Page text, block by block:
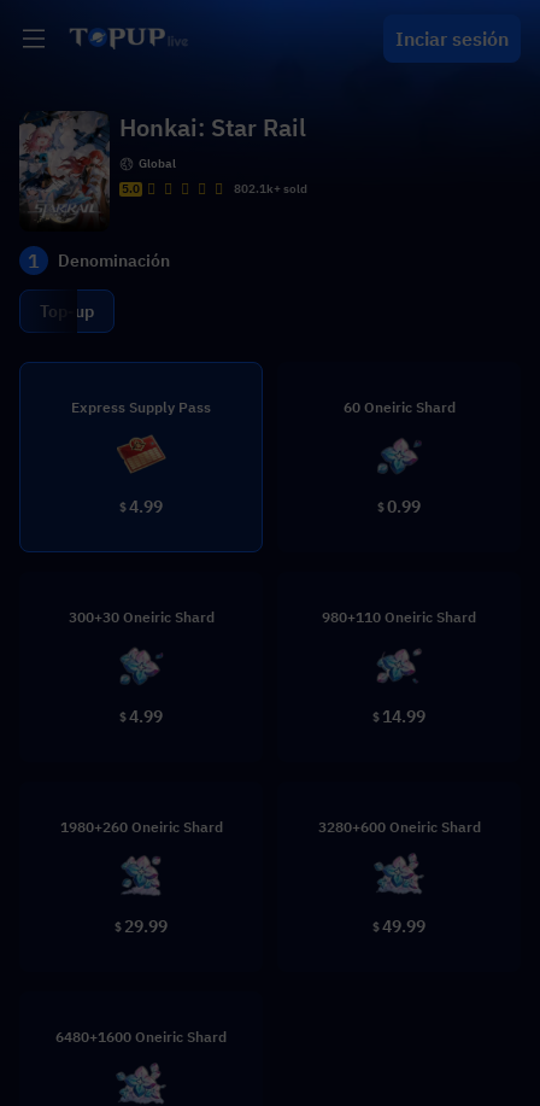
Inciar sesión
Honkai: Star Rail
Global
5.0
802.1k+ sold
1 Denominación
Top-up
Express Supply Pass
$4.99
60 Oneiric Shard
$0.99
300+30 Oneiric Shard
$4.99
980+110 Oneiric Shard
$ 14.99
1980+260 Oneiric Shard
$ 29.99
3280+600 Oneiric Shard
$49.99
6480+1600 Oneiric Shard